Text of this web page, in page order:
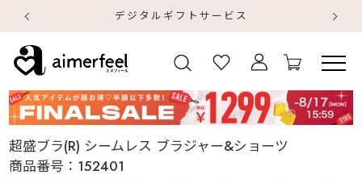
デジタルギフトサービス
超盛ブラ(R) シームレス ブラジャー&ショーツ
商品番号： 152401